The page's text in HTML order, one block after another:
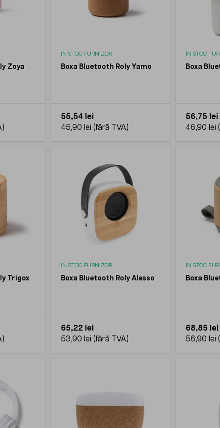
Zoya
IN STOC FURNIZOR
Boxa Bluetooth Roly Yamo
55,54 lei
45,90 lei
IN STOC
Boxa
56,75 lei
46,90 lei
Trigox
IN STOC FURNIZOR
Boxa Bluetooth Roly Alesso
65,22 lei
53,90 lei
IN STOC
Boxa
68,85 lei
56,90 lei